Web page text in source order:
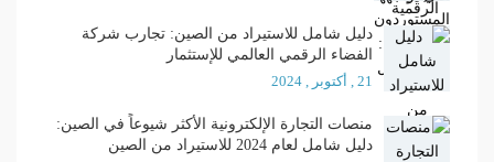
دليل شامل للاستيراد من الصين: تجارب شركة
الفضاء الرقمي العالمي للإستثمار
21 , أكتوبر , 2024
منصات التجارة الإلكترونية الأكثر شيوعاً في الصين:
دليل شامل لعام 2024 للاستيراد من الصين